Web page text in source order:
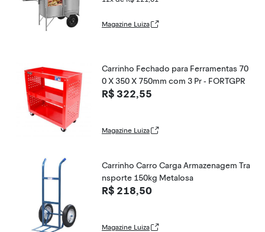
Magazine Luiza
Carrinho Fechado para Ferramentas 70
0 X 350 X 750mm com 3 Pr - FORTGPR
R$ 322,55
Magazine Luiza
Carrinho Carro Carga Armazenagem Tra
nsporte 150kg Metalosa
R$ 218,50
Magazine Luiza